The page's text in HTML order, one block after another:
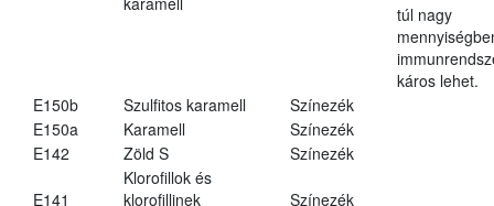
túl nagy
káros lehet.
E150b
Szulfitos karamell
Színezék
E150a
Karamell
Színezék
E142
Zöld S Színezék
E141
Klorofillok és
klorofillinek
Színezék